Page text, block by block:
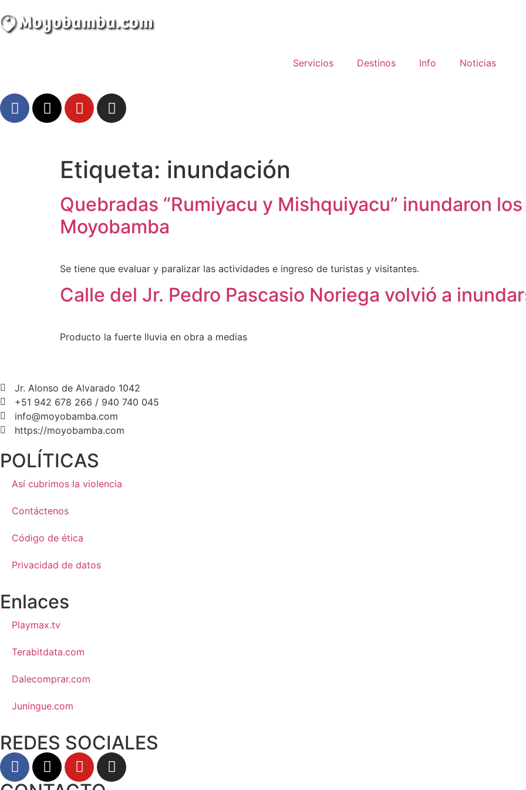
Servicios Destinos Info Noticias
Atractivos
Moyobamba, está lleno de atractivos sorprendentes, ¡Descúbrelos!
Etiqueta: inundación
Quebradas “Rumiyacu y Mishquiyacu” inundaron
Moyobamba
Se tiene que evaluar y paralizar las actividades e ingreso de turistas y visitantes.
Calle del Jr. Pedro Pascasio Noriega volvió a
Producto la fuerte lluvia en obra a medias
Jr. Alonso de Alvarado 1042
+51 942 678 266 / 940 740 045
info@moyobamba.com
https://moyobamba.com
POLÍTICAS
Así cubrimos la violencia
Contáctenos
Código de ética
Privacidad de datos
Enlaces
Playmax.tv
Terabitdata.com
Dalecomprar.com
Juningue.com
REDES SOCIALES